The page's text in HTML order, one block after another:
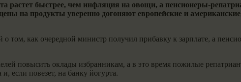
растет быстрее, чем инфляция на овощи, а пенсионеры-
на продукты уверенно догоняют европейские и
том, как очередной министр получил прибавку к зарплате, а
повысить оклады избранникам, а в это время пожилые
если повезет, на банку йогурта.